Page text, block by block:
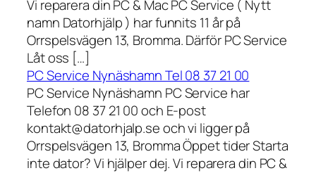
Vi reparera din PC & Mac PC Service ( Nytt
namn Datorhjälp ) har funnits 11 år på
Orrspelsvägen 13, Bromma. Därför PC Service
Låt oss […]
PC Service Nynäshamn Tel 08 37 21 00
PC Service Nynäshamn PC Service har
Telefon 08 37 21 00 och E-post
kontakt@datorhjalp.se och vi ligger på
Orrspelsvägen 13, Bromma Öppet tider Starta
inte dator? Vi hjälper dej. Vi reparera din PC &